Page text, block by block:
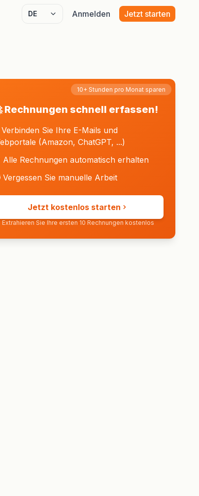
Select language
Anmelden Jetzt starten
10+ Stunden pro Monat sparen
Rechnungen schnell erfassen!
Verbinden Sie Ihre E-Mails und
(Amazon, ChatGPT, ...)
Alle Rechnungen automatisch erhalten
Vergessen Sie manuelle Arbeit
Jetzt kostenlos starten
Extrahieren Sie Ihre ersten 10 Rechnungen kostenlos